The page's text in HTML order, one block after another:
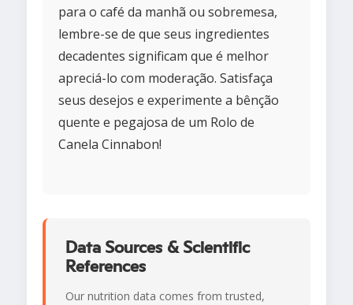
para o café da manhã ou sobremesa,
lembre-se de que seus ingredientes
decadentes significam que é melhor
apreciá-lo com moderação. Satisfaça
seus desejos e experimente a bênção
quente e pegajosa de um Rolo de
Canela Cinnabon!
Data Sources & Scientific
References
Our nutrition data comes from trusted,